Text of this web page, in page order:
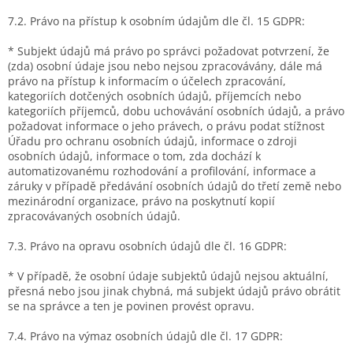
7.2. Právo na přístup k osobním údajům dle čl. 15 GDPR:
* Subjekt údajů má právo po správci požadovat potvrzení, že
(zda) osobní údaje jsou nebo nejsou zpracovávány, dále má
právo na přístup k informacím o účelech zpracování,
kategoriích dotčených osobních údajů, příjemcích nebo
kategoriích příjemců, dobu uchovávání osobních údajů, a právo
požadovat informace o jeho právech, o právu podat stížnost
Úřadu pro ochranu osobních údajů, informace o zdroji
osobních údajů, informace o tom, zda dochází k
automatizovanému rozhodování a profilování, informace a
záruky v případě předávání osobních údajů do třetí země nebo
mezinárodní organizace, právo na poskytnutí kopií
zpracovávaných osobních údajů.
7.3. Právo na opravu osobních údajů dle čl. 16 GDPR:
* V případě, že osobní údaje subjektů údajů nejsou aktuální,
přesná nebo jsou jinak chybná, má subjekt údajů právo obrátit
se na správce a ten je povinen provést opravu.
7.4. Právo na výmaz osobních údajů dle čl. 17 GDPR: